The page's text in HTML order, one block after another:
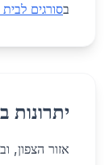
בסורגים
יתרונות
אזור הצפון,